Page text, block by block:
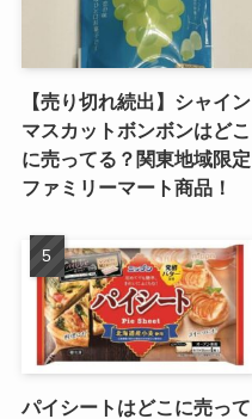
【売り切れ続出】シャイン
マスカットボンボンはどこ
に売ってる？関東地域限定
ファミリーマート商品！
パイシートはどこに売って